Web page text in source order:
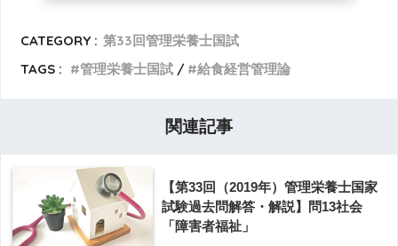
CATEGORY : 第33回管理栄養士国試
TAGS :
管理栄養士国試 給食経営管理論
関連記事
【第33回（2019年）管理栄養士国家
試験過去問解答・解説】問13社会
「障害者福祉」